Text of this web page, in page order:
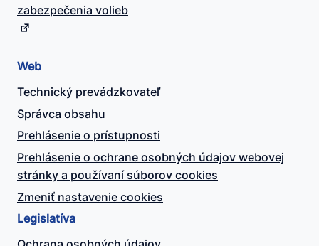
zabezpečenia volieb
Web
Technický prevádzkovateľ
Správca obsahu
Prehlásenie o prístupnosti
Prehlásenie o ochrane osobných údajov webovej
stránky a používaní súborov cookies
Zmeniť nastavenie cookies
Legislatíva